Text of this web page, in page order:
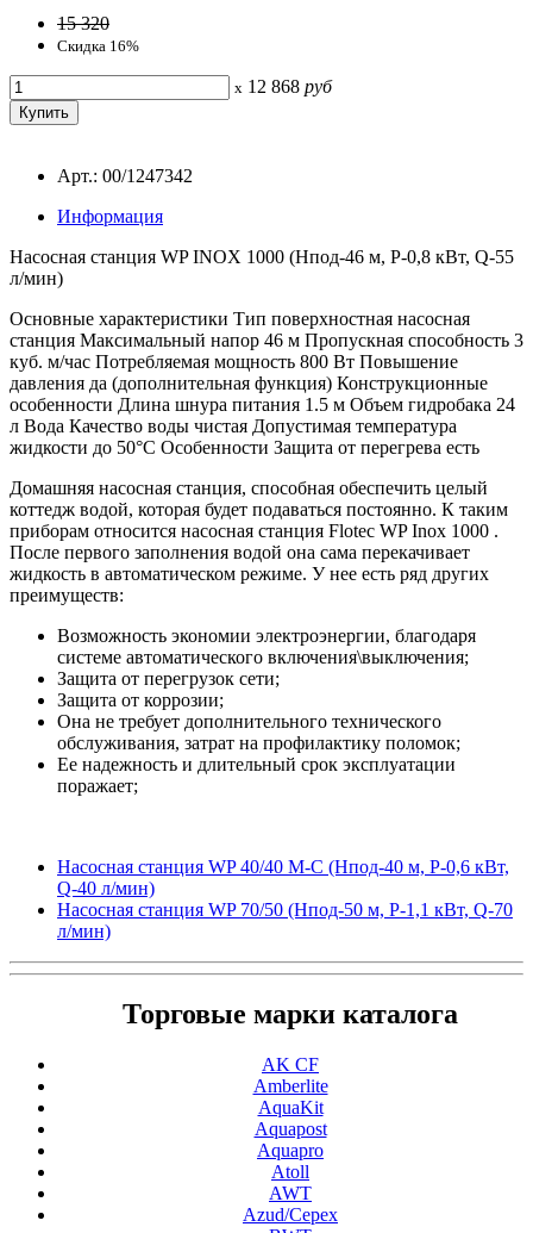
15 320
Скидка 16%
x 12 868 руб
Арт.: 00/1247342
Информация
Насосная станция WP INOX 1000 (Hпод-46 м, P-0,8 кВт, Q-55
л/мин)
Основные характеристики Тип поверхностная насосная
станция Максимальный напор 46 м Пропускная способность 3
куб. м/час Потребляемая мощность 800 Вт Повышение
давления да (дополнительная функция) Конструкционные
особенности Длина шнура питания 1.5 м Объем гидробака 24
л Вода Качество воды чистая Допустимая температура
жидкости до 50°C Особенности Защита от перегрева есть
Домашняя насосная станция, способная обеспечить целый
коттедж водой, которая будет подаваться постоянно. К таким
приборам относится насосная станция Flotec WP Inox 1000 .
После первого заполнения водой она сама перекачивает
жидкость в автоматическом режиме. У нее есть ряд других
преимуществ:
Возможность экономии электроэнергии, благодаря
системе автоматического включения\выключения;
Защита от перегрузок сети;
Защита от коррозии;
Она не требует дополнительного технического
обслуживания, затрат на профилактику поломок;
Ее надежность и длительный срок эксплуатации
поражает;
Насосная станция WP 40/40 M-C (Hпод-40 м, P-0,6 кВт,
Q-40 л/мин)
Насосная станция WP 70/50 (Hпод-50 м, P-1,1 кВт, Q-70
л/мин)
Торговые марки каталога
AK CF
Amberlite
AquaKit
Aquapost
Aquapro
Atoll
AWT
Azud/Cepex